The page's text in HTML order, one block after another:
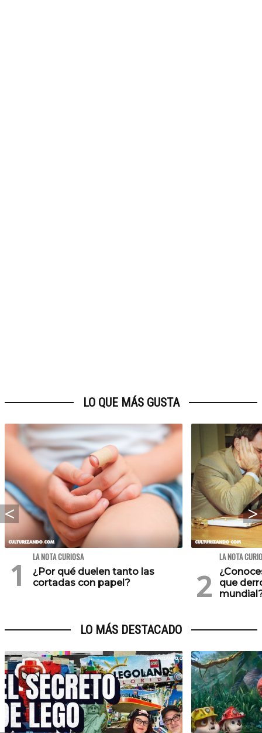
LO QUE MÁS GUSTA
LA NOTA CURIOSA
¿Por qué duelen tanto las
cortadas con papel?
LA NOTA
que
LO MÁS DESTACADO